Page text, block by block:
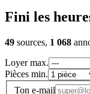
Fini les
49 sources, 1 068
Loyer max.
Pièces min.
Ton e-mail